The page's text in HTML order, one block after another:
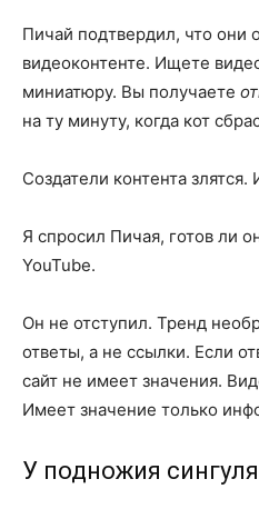
Пичай подтвердил, что они
видеоконтенте. Ищете
миниатюру. Вы получаете
на ту минуту, когда кот
Создатели контента злятся.
Я спросил Пичая, готов ли
YouTube.
Он не отступил. Тренд
ответы, а не ссылки. Если
сайт не имеет значения.
Имеет значение только
У подножия